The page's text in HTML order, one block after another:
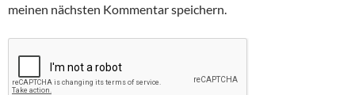
meinen nächsten Kommentar speichern.